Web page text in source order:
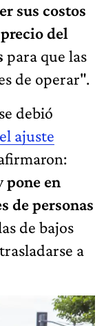
sus costos
precio del
para que las
de operar".
debió
ajuste
pone en
de personas
de bajos
a